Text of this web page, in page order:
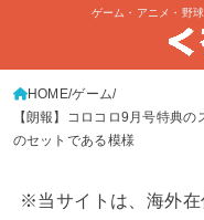
ゲーム・アニメ・野
HOME ゲーム
【朗報】コロコロ9月号特典
のセットである模様
※当サイトは、海外在